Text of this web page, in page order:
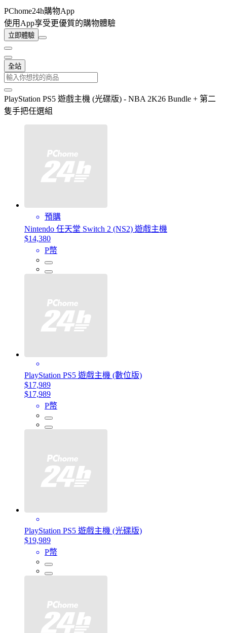
PChome24h購物App
使用App享受更優質的購物體驗
立即體驗
全站
PlayStation PS5 遊戲主機 (光碟版) - NBA 2K26 Bundle + 第二
隻手把任選組
預購
Nintendo 任天堂 Switch 2 (NS2) 遊戲主機
$14,380
P幣
PlayStation PS5 遊戲主機 (數位版)
$17,989
$17,989
P幣
PlayStation PS5 遊戲主機 (光碟版)
$19,989
P幣